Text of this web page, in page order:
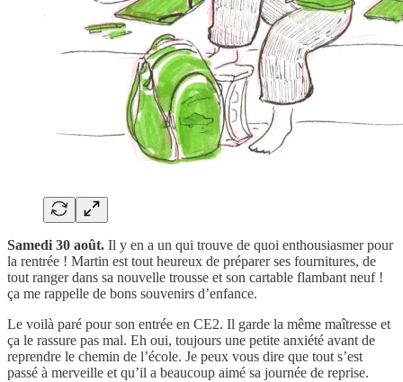
Samedi 30 août. Il y en a un qui trouve de quoi enthousiasmer pour
la rentrée ! Martin est tout heureux de préparer ses fournitures, de
tout ranger dans sa nouvelle trousse et son cartable flambant neuf !
ça me rappelle de bons souvenirs d’enfance.
Le voilà paré pour son entrée en CE2. Il garde la même maîtresse et
ça le rassure pas mal. Eh oui, toujours une petite anxiété avant de
reprendre le chemin de l’école. Je peux vous dire que tout s’est
passé à merveille et qu’il a beaucoup aimé sa journée de reprise.